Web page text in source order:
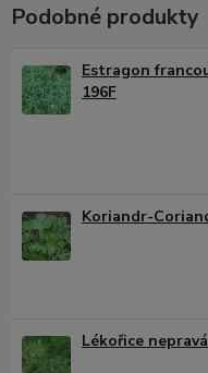
Podobné produkty
Estragon
196F
Koriandr-
Lékořice